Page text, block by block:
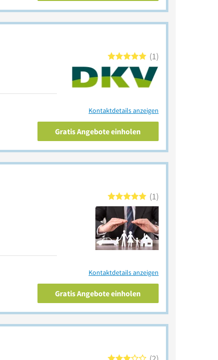
1
Kontaktdetails anzeigen
Gratis Angebote einholen
1
Kontaktdetails anzeigen
Gratis Angebote einholen